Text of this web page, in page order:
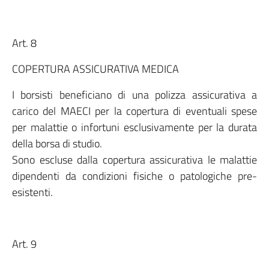
Art. 8
COPERTURA ASSICURATIVA MEDICA
I borsisti beneficiano di una polizza assicurativa a
carico del MAECI per la copertura di eventuali spese
per malattie o infortuni esclusivamente per la durata
della borsa di studio.
Sono escluse dalla copertura assicurativa le malattie
dipendenti da condizioni fisiche o patologiche pre-
esistenti.
Art. 9